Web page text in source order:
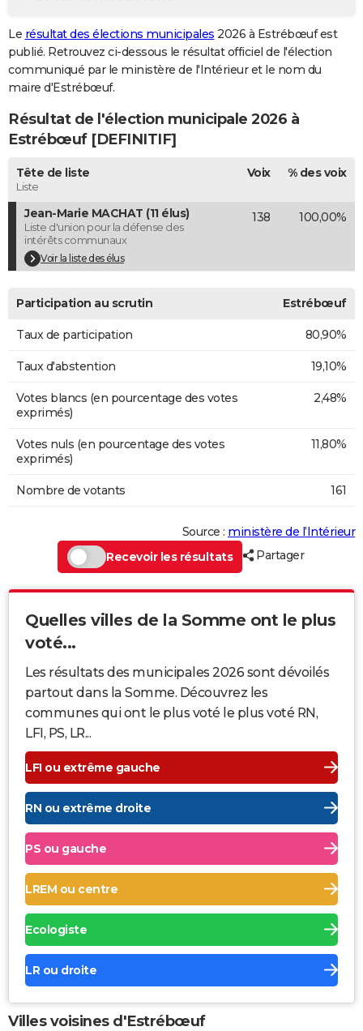
GUIDES D'ACHAT
BONS PLANS
CARTE DE VOEUX
Carte de Noël
Carte Bonne année
Carte Saint-Valentin
Carte Pâques
Carte d'anniversaire
Dictionnaire
Biographies
Citations
Expressions
Proverbes
PROGRAMME TV
COPAINS D'AVANT
S'inscrire
Se connecter
Lycées
Collèges
Primaires
Universités
Entreprises
Service militaire
Avis de recherche
AVIS DE DÉCÈS
Bricolage
Lifestyle
Culture
Sport
Auto
Television
Voyage
Cinema
Le résultat des élections municipales 2026 à Estrébœuf est
publié. Retrouvez ci-dessous le résultat officiel de l'élection
communiqué par le ministère de l'Intérieur et le nom du
maire d'Estrébœuf.
Résultat de l'élection municipale 2026 à
Estrébœuf [DEFINITIF]
Tête de liste
Liste
Voix % des voix
Jean-Marie MACHAT (11 élus)
Liste d'union pour la défense des
intérêts communaux
Voir la liste des élus
138 100,00%
Participation au scrutin Estrébœuf
Taux de participation 80,90%
Taux d'abstention 19,10%
Votes blancs (en pourcentage des votes
exprimés)
2,48%
Votes nuls (en pourcentage des votes
exprimés)
11,80%
Nombre de votants 161
Source : ministère de l’Intérieur
Recevoir les résultats
Partager
Quelles villes de la Somme ont le plus
voté...
Les résultats des municipales 2026 sont dévoilés
partout dans la Somme. Découvrez les
communes qui ont le plus voté le plus voté RN,
LFI, PS, LR...
LFI ou extrême gauche
RN ou extrême droite
PS ou gauche
LREM ou centre
Ecologiste
LR ou droite
Villes voisines d'Estrébœuf